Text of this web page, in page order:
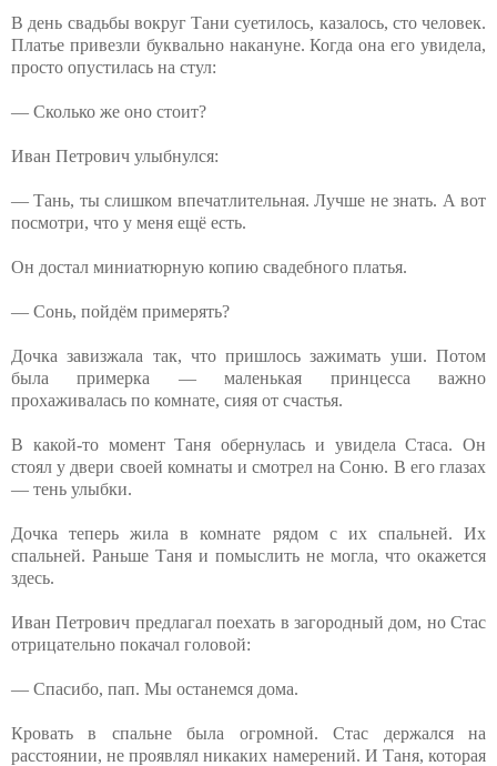
В день свадьбы вокруг Тани суетилось, казалось, сто человек.
Платье привезли буквально накануне. Когда она его увидела,
просто опустилась на стул:
— Сколько же оно стоит?
Иван Петрович улыбнулся:
— Тань, ты слишком впечатлительная. Лучше не знать. А вот
посмотри, что у меня ещё есть.
Он достал миниатюрную копию свадебного платья.
— Сонь, пойдём примерять?
Дочка завизжала так, что пришлось зажимать уши. Потом
была примерка — маленькая принцесса важно
прохаживалась по комнате, сияя от счастья.
В какой-то момент Таня обернулась и увидела Стаса. Он
стоял у двери своей комнаты и смотрел на Соню. В его глазах
— тень улыбки.
Дочка теперь жила в комнате рядом с их спальней. Их
спальней. Раньше Таня и помыслить не могла, что окажется
здесь.
Иван Петрович предлагал поехать в загородный дом, но Стас
отрицательно покачал головой:
— Спасибо, пап. Мы останемся дома.
Кровать в спальне была огромной. Стас держался на
расстоянии, не проявлял никаких намерений. И Таня, которая